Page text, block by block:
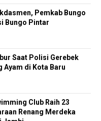
Pemkab Bungo
Bungo Pintar
Saat Polisi Gerebek
Ayam di Kota Baru
Club Raih 23
Renang Merdeka